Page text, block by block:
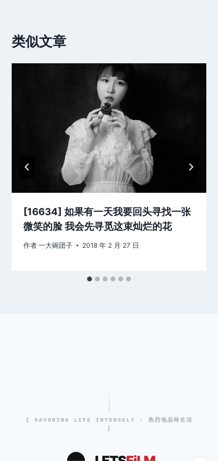
类似文章
[16634] 如果有一天我要回头寻找一张
微笑的脸 我会先寻觅这束灿烂的花
作者一大碗团子 2018 年 2 月 27 日
[ SAVORING LIFE INTENSELY · 热烈地品味生活
]